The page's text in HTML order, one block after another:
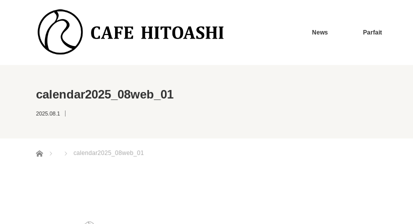
News Parfait
calendar2025_08web_01
2025.08.1
ホーム calendar2025_08web_01